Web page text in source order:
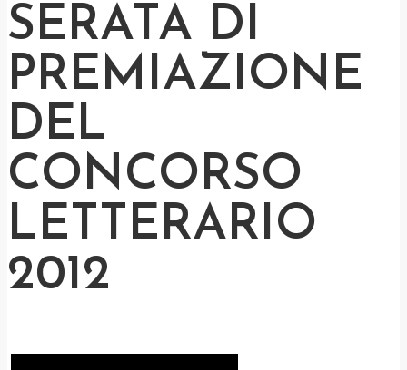
SERATA DI
PREMIAZIONE
DEL
CONCORSO
LETTERARIO
2012